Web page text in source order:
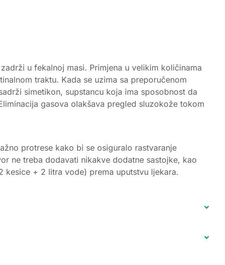
u fekalnoj masi. Primjena u velikim količinama
traktu. Kada se uzima sa preporučenom
simetikon, supstancu koja ima sposobnost da
gasova olakšava pregled sluzokože tokom
protrese kako bi se osiguralo rastvaranje
ne treba dodavati nikakve dodatne sastojke, kao
+ 2 litra vode) prema uputstvu ljekara.